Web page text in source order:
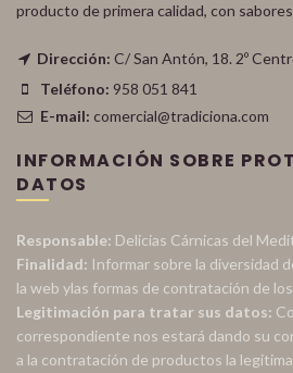
producto de primera calidad, con
Dirección: C/ San Antón, 18. 2º
Teléfono: 958 051 841
E-mail: comercial@tradiciona.com
INFORMACIÓN SOBRE
DATOS
Responsable: Delicias Cárnicas del
Finalidad: Informar sobre la diversidad
la web ylas formas de contratación de
Legitimación para tratar sus datos:
correspondiente nos estará dando su
a la contratación de productos la